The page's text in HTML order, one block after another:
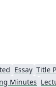
Essay Title
Minutes